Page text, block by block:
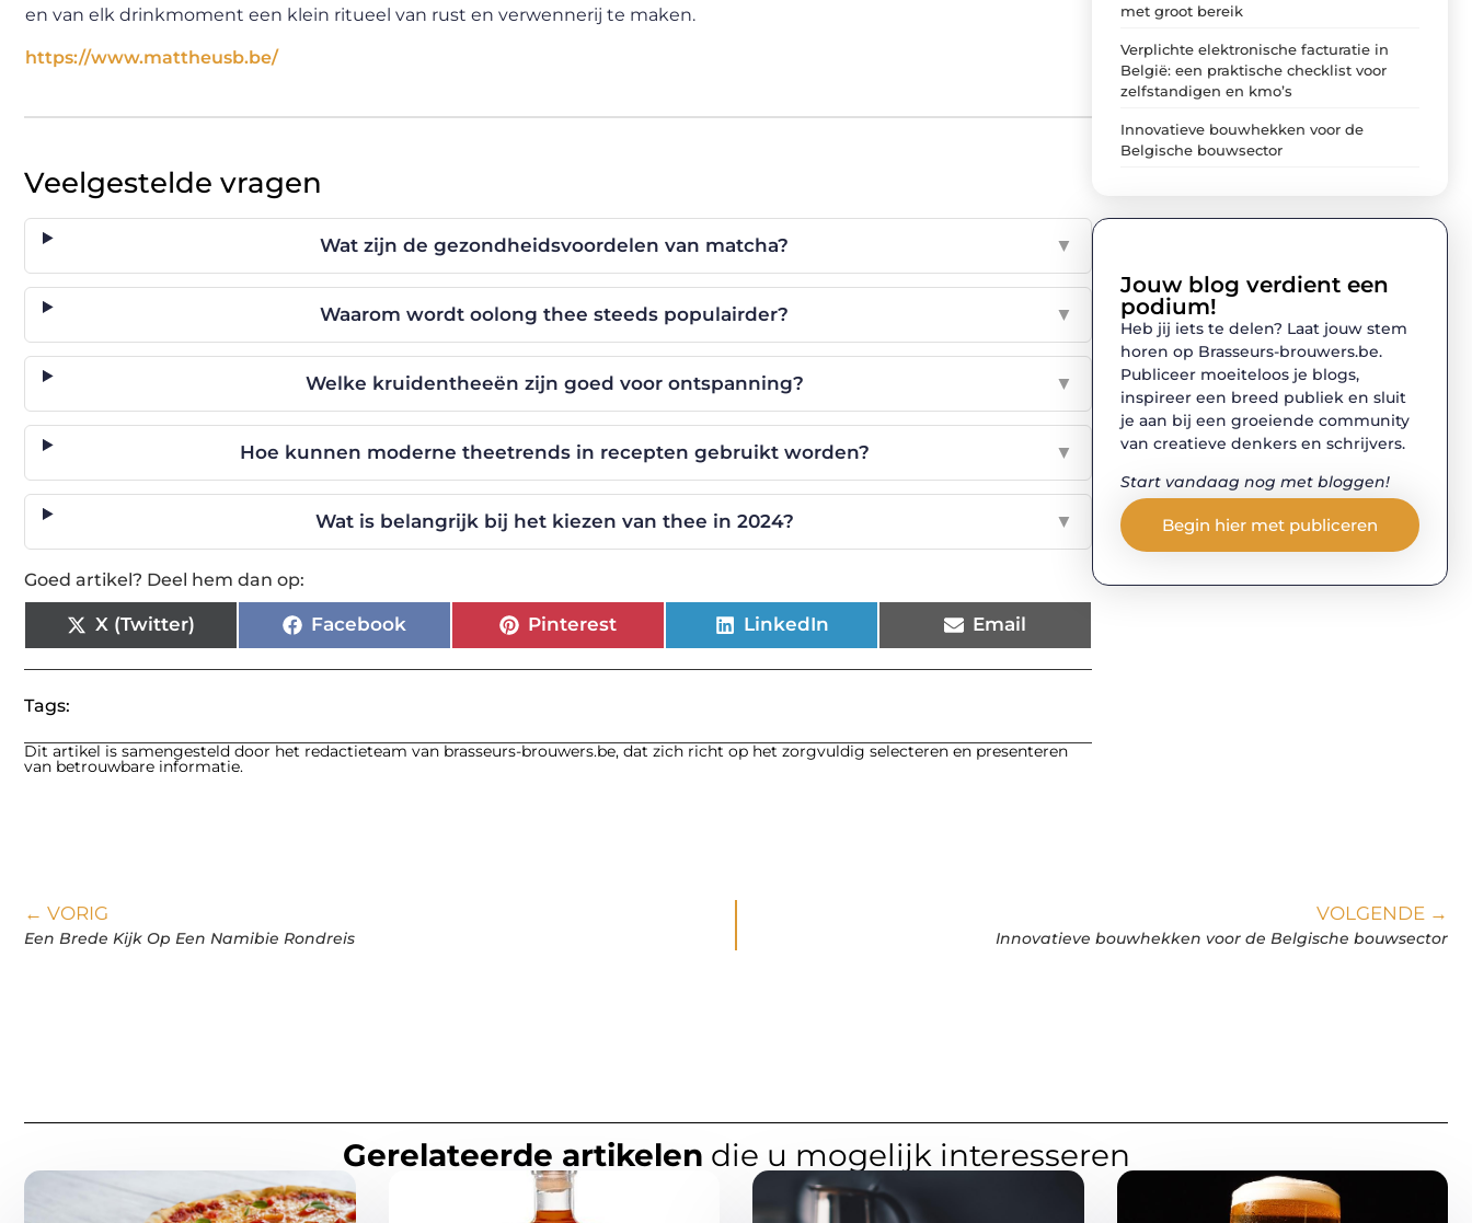
en van elk drinkmoment een klein ritueel van rust en verwennerij te maken.
https://www.mattheusb.be/
Veelgestelde vragen
Wat zijn de gezondheidsvoordelen van matcha? ▼
Waarom wordt oolong thee steeds populairder? ▼
Welke kruidentheeën zijn goed voor ontspanning? ▼
Hoe kunnen moderne theetrends in recepten gebruikt worden? ▼
Wat is belangrijk bij het kiezen van thee in 2024? ▼
Goed artikel? Deel hem dan op:
X (Twitter) Facebook Pinterest LinkedIn Email
Tags:
Dit artikel is samengesteld door het redactieteam van brasseurs-brouwers.be, dat zich richt op het zorgvuldig selecteren en presenteren
van betrouwbare informatie.
met groot bereik
Verplichte elektronische facturatie in
België: een praktische checklist voor
zelfstandigen en kmo’s
Innovatieve bouwhekken voor de
Belgische bouwsector
Jouw blog verdient een
podium!
Heb jij iets te delen? Laat jouw stem
horen op Brasseurs-brouwers.be.
Publiceer moeiteloos je blogs,
inspireer een breed publiek en sluit
je aan bij een groeiende community
van creatieve denkers en schrijvers.
Start vandaag nog met bloggen!
Begin hier met publiceren
← VORIG
Een Brede Kijk Op Een Namibie Rondreis
VOLGENDE →
Innovatieve bouwhekken voor de Belgische bouwsector
Gerelateerde artikelen die u mogelijk interesseren